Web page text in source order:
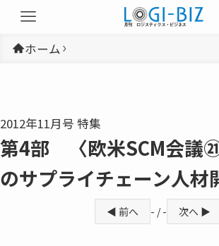
ホーム
2012年11月号 特集
第4部 〈欧米SCM会議
のサプライチェーン人材
◀ 前へ - / - 次へ ▶